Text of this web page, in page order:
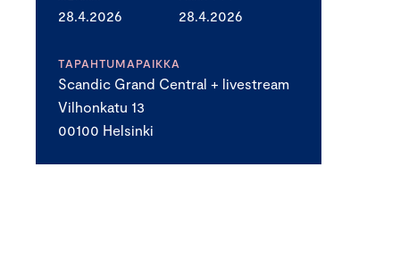
28.4.2026 28.4.2026
TAPAHTUMAPAIKKA
Scandic Grand Central + livestream
Vilhonkatu 13
00100 Helsinki